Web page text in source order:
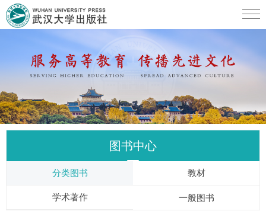
图书中心
分类图书 教材
学术著作 一般图书